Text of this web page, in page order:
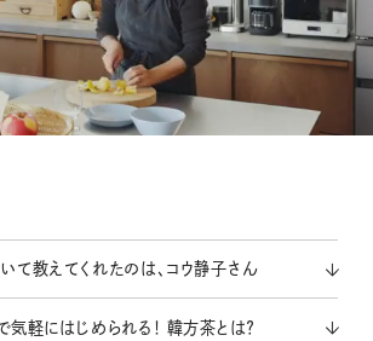
て教えてくれたのは、コウ静子さん
気軽にはじめられる！ 韓方茶とは？